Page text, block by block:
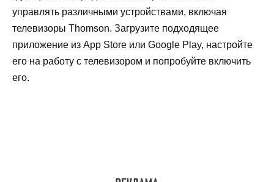
управлять различными устройствами, включая
телевизоры Thomson. Загрузите подходящее
приложение из App Store или Google Play, настройте
его на работу с телевизором и попробуйте включить
его.